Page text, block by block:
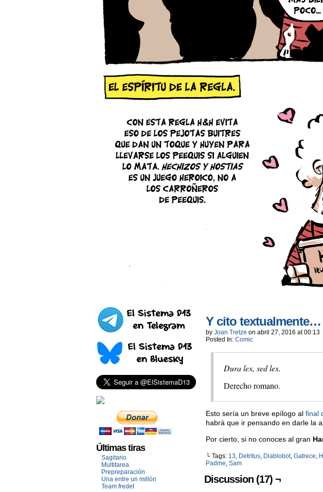
Últimas tiras
Sagitario
Multitarea
Prepreparación
Una entre un millón
Team fredet
Y cito textualmente…
by Joan Tretze on abril 27, 2016 at00:13
Posted In: Comic
Dura lex, sed lex.
Derecho romano.
Esto sería un breve epílogo al final
habrá que ir pensando en darle la
Por cierto, si no conoces al gran
└ Tags: 13, Detritus, Diablobot, Gatrece,
Padme, Sam
Discussion (17) ¬